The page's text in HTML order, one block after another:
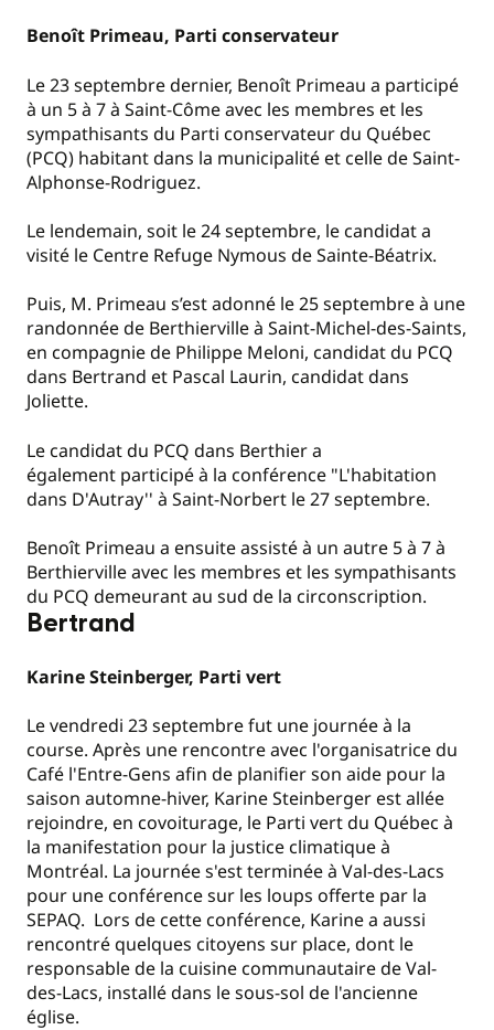
Benoît Primeau, Parti conservateur
Le 23 septembre dernier, Benoît Primeau a participé
à un 5 à 7 à Saint-Côme avec les membres et les
sympathisants du Parti conservateur du Québec
(PCQ) habitant dans la municipalité et celle de Saint-
Alphonse-Rodriguez.
Le lendemain, soit le 24 septembre, le candidat a
visité le Centre Refuge Nymous de Sainte-Béatrix.
Puis, M. Primeau s’est adonné le 25 septembre à une
randonnée de Berthierville à Saint-Michel-des-Saints,
en compagnie de Philippe Meloni, candidat du PCQ
dans Bertrand et Pascal Laurin, candidat dans
Joliette.
Le candidat du PCQ dans Berthier a
également participé à la conférence "L'habitation
dans D'Autray'' à Saint-Norbert le 27 septembre.
Benoît Primeau a ensuite assisté à un autre 5 à 7 à
Berthierville avec les membres et les sympathisants
du PCQ demeurant au sud de la circonscription.
Bertrand
Karine Steinberger, Parti vert
Le vendredi 23 septembre fut une journée à la
course. Après une rencontre avec l'organisatrice du
Café l'Entre-Gens afin de planifier son aide pour la
saison automne-hiver, Karine Steinberger est allée
rejoindre, en covoiturage, le Parti vert du Québec à
la manifestation pour la justice climatique à
Montréal. La journée s'est terminée à Val-des-Lacs
pour une conférence sur les loups offerte par la
SEPAQ. Lors de cette conférence, Karine a aussi
rencontré quelques citoyens sur place, dont le
responsable de la cuisine communautaire de Val-
des-Lacs, installé dans le sous-sol de l'ancienne
église.